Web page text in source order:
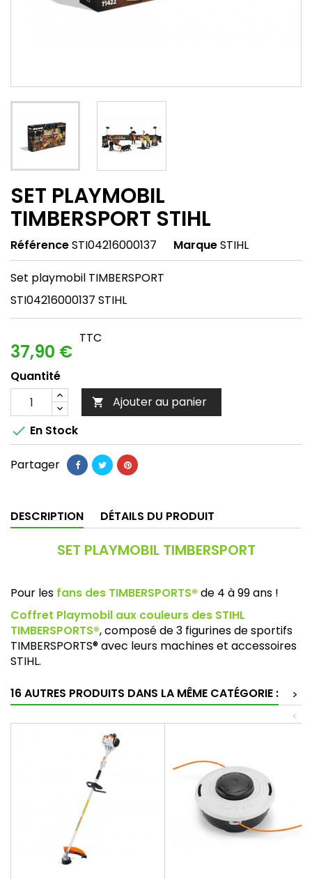
SET PLAYMOBIL
TIMBERSPORT STIHL
RéférenceSTI04216000137 MarqueSTIHL
Set playmobil TIMBERSPORT
STI04216000137 STIHL
37,90 €
TTC
Quantité
 Ajouter au panier
 En Stock
Partager
DESCRIPTION DÉTAILS DU PRODUIT
SET PLAYMOBIL TIMBERSPORT
Pour les fans des TIMBERSPORTS® de 4 à 99 ans !
Coffret Playmobil aux couleurs des STIHL
TIMBERSPORTS®, composé de 3 figurines de sportifs
TIMBERSPORTS® avec leurs machines et accessoires
STIHL.
16 AUTRES PRODUITS DANS LA MÊME CATÉGORIE :
>
<